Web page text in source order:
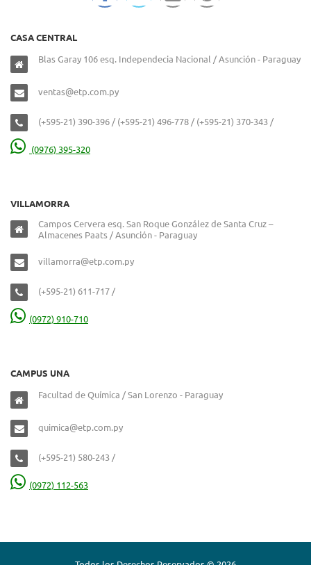
CASA CENTRAL
Blas Garay 106 esq. Independecia Nacional / Asunción - Paraguay
ventas@etp.com.py
(+595-21) 390-396 / (+595-21) 496-778 / (+595-21) 370-343 /
(0976) 395-320
VILLAMORRA
Campos Cervera esq. San Roque González de Santa Cruz –
Almacenes Paats / Asunción - Paraguay
villamorra@etp.com.py
(+595-21) 611-717 /
(0972) 910-710
CAMPUS UNA
Facultad de Química / San Lorenzo - Paraguay
quimica@etp.com.py
(+595-21) 580-243 /
(0972) 112-563